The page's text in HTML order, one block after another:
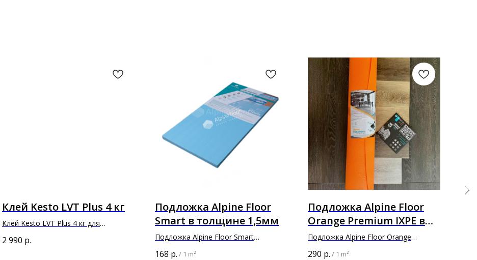
Клей Kesto LVT Plus 4 кг
Клей Kesto LVT Plus 4 кг для
покрытий и плиток из ПВХ
2 990 р.
Подложка Alpine Floor
Smart в толщине 1,5мм
Подложка Alpine Floor Smart
168 р. / 1 m²
Подложка Alpine Floor
Orange Premium IXPE в
толщине 1,5мм
Подложка Alpine Floor Orange
290 р. / 1 m²